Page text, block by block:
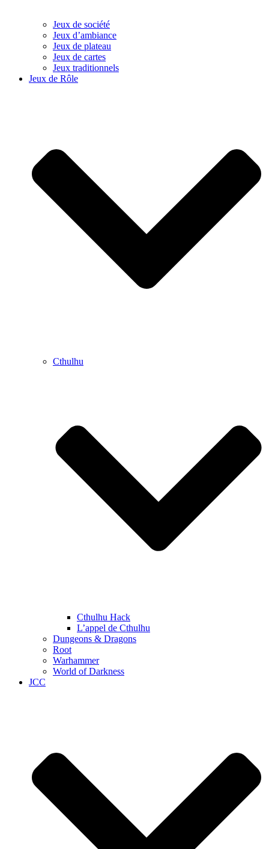
Jeux de société
Jeux d’ambiance
Jeux de plateau
Jeux de cartes
Jeux traditionnels
Jeux de Rôle
Cthulhu
Cthulhu Hack
L’appel de Cthulhu
Dungeons & Dragons
Root
Warhammer
World of Darkness
JCC